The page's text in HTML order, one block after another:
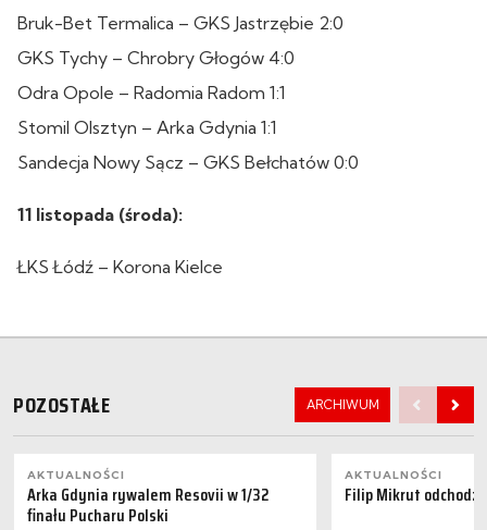
Bruk-Bet Termalica – GKS Jastrzębie 2:0
GKS Tychy – Chrobry Głogów 4:0
Odra Opole – Radomia Radom 1:1
Stomil Olsztyn – Arka Gdynia 1:1
Sandecja Nowy Sącz – GKS Bełchatów 0:0
11 listopada (środa):
ŁKS Łódź – Korona Kielce
POZOSTAŁE ARCHIWUM
AKTUALNOŚCI
Arka Gdynia rywalem Resovii w 1/32
finału Pucharu Polski
AKTUALNOŚCI
Filip Mikrut